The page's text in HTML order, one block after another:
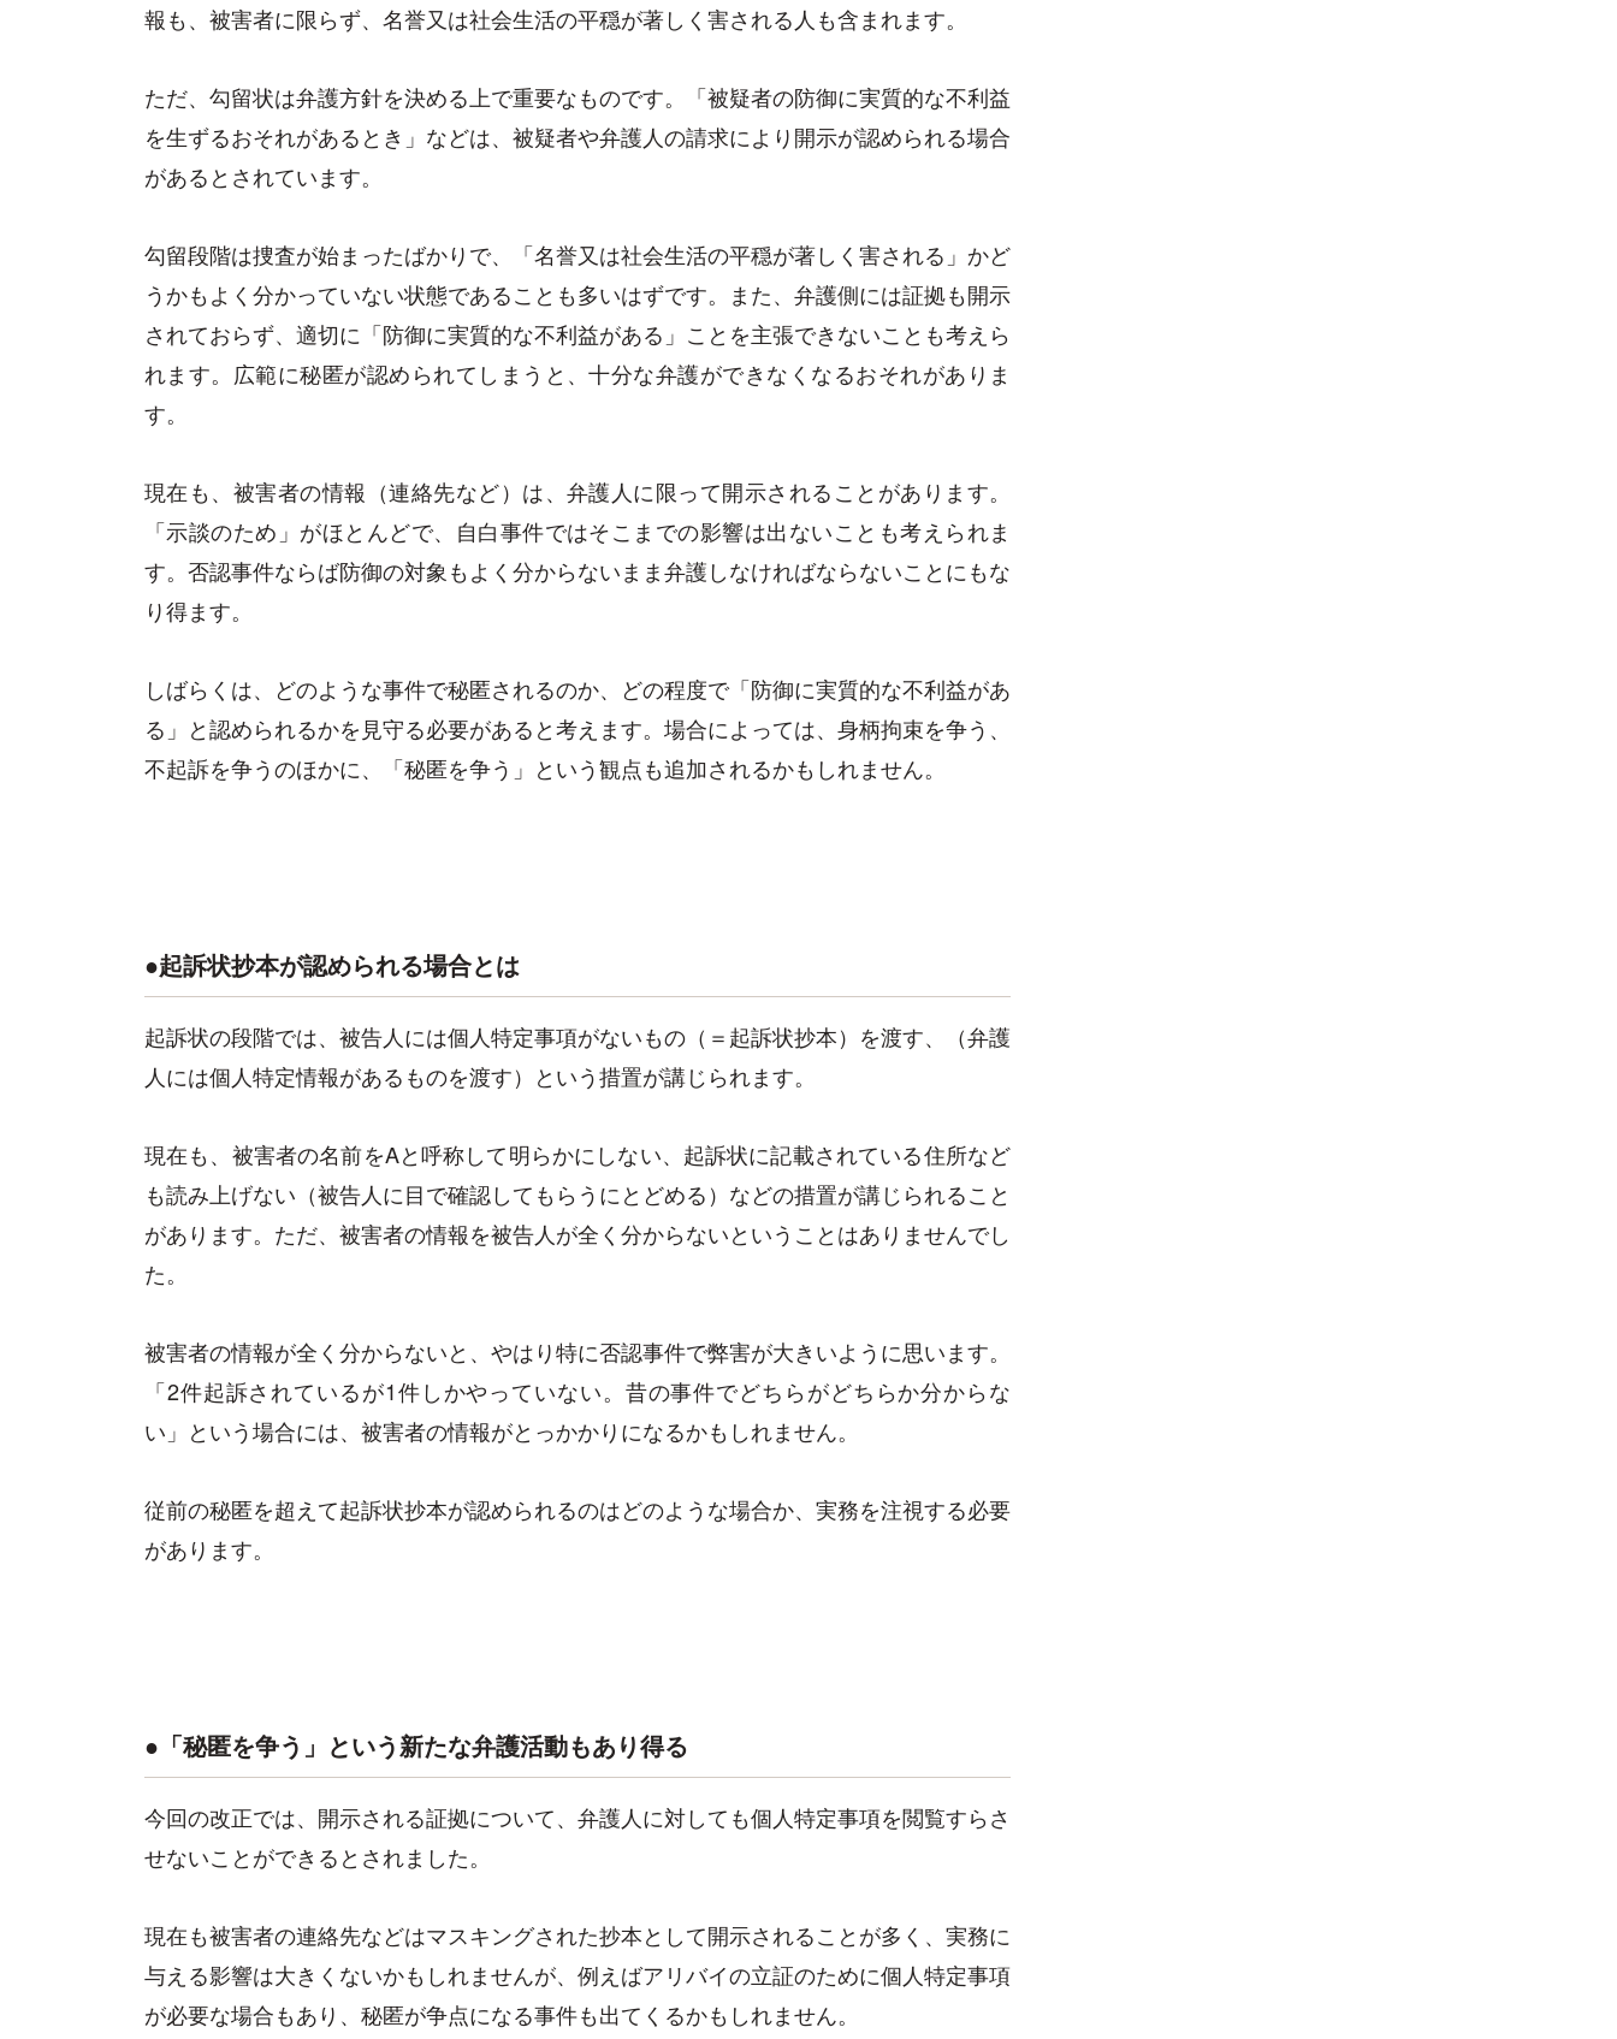
報も、被害者に限らず、名誉又は社会生活の平穏が著しく害される人も含まれます。
ただ、勾留状は弁護方針を決める上で重要なものです。「被疑者の防御に実質的な不利益
を生ずるおそれがあるとき」などは、被疑者や弁護人の請求により開示が認められる場合
があるとされています。
勾留段階は捜査が始まったばかりで、「名誉又は社会生活の平穏が著しく害される」かど
うかもよく分かっていない状態であることも多いはずです。また、弁護側には証拠も開示
されておらず、適切に「防御に実質的な不利益がある」ことを主張できないことも考えら
れます。広範に秘匿が認められてしまうと、十分な弁護ができなくなるおそれがありま
す。
現在も、被害者の情報（連絡先など）は、弁護人に限って開示されることがあります。
「示談のため」がほとんどで、自白事件ではそこまでの影響は出ないことも考えられま
す。否認事件ならば防御の対象もよく分からないまま弁護しなければならないことにもな
り得ます。
しばらくは、どのような事件で秘匿されるのか、どの程度で「防御に実質的な不利益があ
る」と認められるかを見守る必要があると考えます。場合によっては、身柄拘束を争う、
不起訴を争うのほかに、「秘匿を争う」という観点も追加されるかもしれません。
●起訴状抄本が認められる場合とは
起訴状の段階では、被告人には個人特定事項がないもの（＝起訴状抄本）を渡す、（弁護
人には個人特定情報があるものを渡す）という措置が講じられます。
現在も、被害者の名前をAと呼称して明らかにしない、起訴状に記載されている住所など
も読み上げない（被告人に目で確認してもらうにとどめる）などの措置が講じられること
があります。ただ、被害者の情報を被告人が全く分からないということはありませんでし
た。
被害者の情報が全く分からないと、やはり特に否認事件で弊害が大きいように思います。
「2件起訴されているが1件しかやっていない。昔の事件でどちらがどちらか分からな
い」という場合には、被害者の情報がとっかかりになるかもしれません。
従前の秘匿を超えて起訴状抄本が認められるのはどのような場合か、実務を注視する必要
があります。
●「秘匿を争う」という新たな弁護活動もあり得る
今回の改正では、開示される証拠について、弁護人に対しても個人特定事項を閲覧すらさ
せないことができるとされました。
現在も被害者の連絡先などはマスキングされた抄本として開示されることが多く、実務に
与える影響は大きくないかもしれませんが、例えばアリバイの立証のために個人特定事項
が必要な場合もあり、秘匿が争点になる事件も出てくるかもしれません。